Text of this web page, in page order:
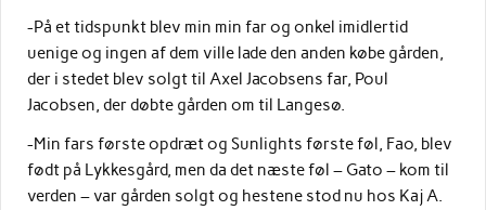
-På et tidspunkt blev min min far og onkel imidlertid
uenige og ingen af dem ville lade den anden købe gården,
der i stedet blev solgt til Axel Jacobsens far, Poul
Jacobsen, der døbte gården om til Langesø.
-Min fars første opdræt og Sunlights første føl, Fao, blev
født på Lykkesgård, men da det næste føl – Gato – kom til
verden – var gården solgt og hestene stod nu hos Kaj A.